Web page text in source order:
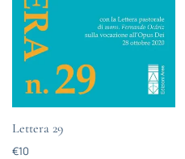
Lettera 29
€10